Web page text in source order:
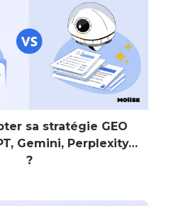
sa stratégie GEO
Gemini, Perplexity…
?